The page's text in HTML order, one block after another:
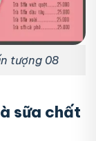
tượng 08
sữa chất